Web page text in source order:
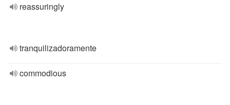
reassuringly
tranquilizadoramente
commodious